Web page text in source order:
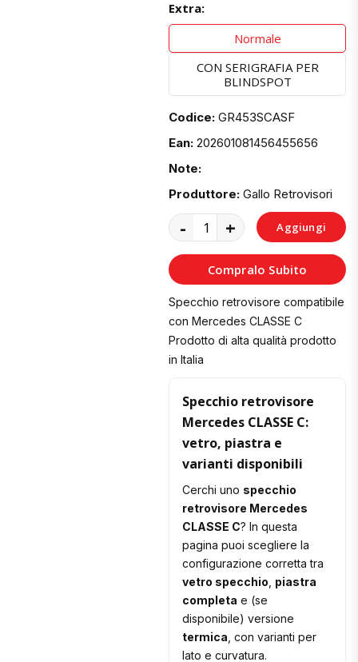
Extra:
Normale
CON SERIGRAFIA PER
BLINDSPOT
Codice: GR453SCASF
Ean: 202601081456455656
Note:
Produttore: Gallo Retrovisori
- + Aggiungi
al
Carrello
Compralo Subito
Specchio retrovisore compatibile
con Mercedes CLASSE C
Prodotto di alta qualità prodotto
in Italia
Specchio retrovisore
Mercedes CLASSE C:
vetro, piastra e
varianti disponibili
Cerchi uno specchio
retrovisore Mercedes
CLASSE C? In questa
pagina puoi scegliere la
configurazione corretta tra
vetro specchio piastra
completa e (se
disponibile) versione
termica , con varianti per
lato e curvatura.